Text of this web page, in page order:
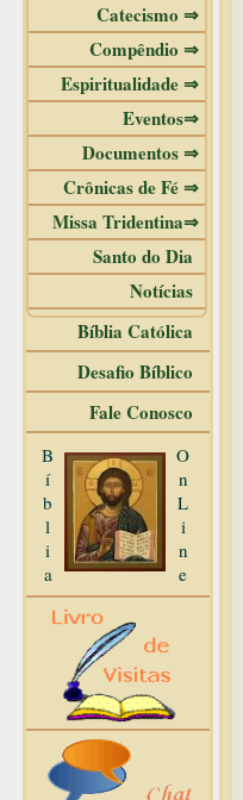
Catecismo ⇒
Compêndio ⇒
Espiritualidade ⇒
Eventos⇒
Documentos ⇒
Crônicas de Fé ⇒
Missa Tridentina⇒
Santo do Dia
Notícias
Bíblia Católica
Desafio Bíblico
Fale Conosco
B
í
b
l
i
a
O
n
L
i
n
e